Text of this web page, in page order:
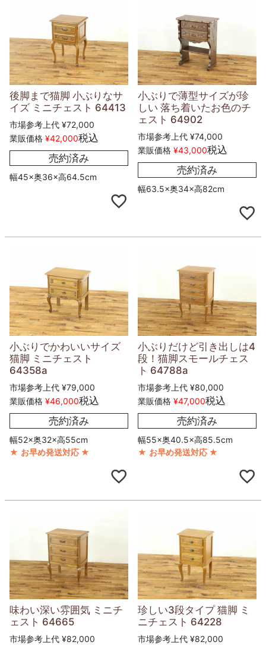
後脚まで猫脚 小ぶりなサ
イズ ミニチェスト 64413
市場参考上代 ¥72,000
業販価格 ¥42,000税込
売約済み
幅45×奥36×高64.5cm
小ぶりで薄型サイズが珍
しい 落ち着いたお色のチ
ェスト 64902
市場参考上代 ¥74,000
業販価格 ¥43,000税込
売約済み
幅63.5×奥34×高82cm
小ぶりでかわいいサイズ
猫脚 ミニチェスト
64358a
市場参考上代 ¥79,000
業販価格 ¥46,000税込
売約済み
幅52×奥32×高55cm
★ お早め発送対応 ★
小ぶりだけど引き出しは4
段！猫脚スモールチェス
ト 64788a
市場参考上代 ¥80,000
業販価格 ¥47,000税込
売約済み
幅55×奥40.5×高85.5cm
★ お早め発送対応 ★
味わい深い雰囲気 ミニチ
ェスト 64665
市場参考上代 ¥82,000
珍しい3段タイプ 猫脚 ミ
ニチェスト 64228
市場参考上代 ¥82,000